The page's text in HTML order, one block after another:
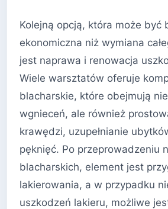
Kolejną opcją, która może być
ekonomiczna niż wymiana
jest naprawa i renowacja
Wiele warsztatów oferuje
blacharskie, które obejmują
wgnieceń, ale również
krawędzi, uzupełnianie
pęknięć. Po przeprowadzeniu
blacharskich, element jest
lakierowania, a w przypadku
uszkodzeń lakieru, możliwe